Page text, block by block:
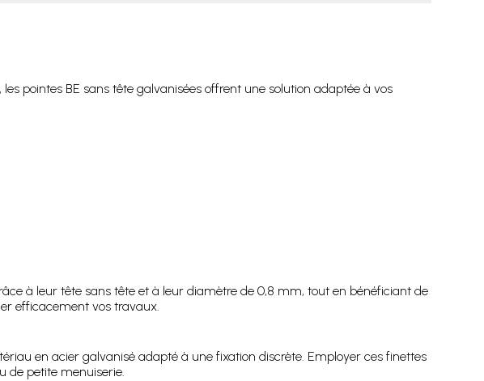
pointes BE sans tête galvanisées offrent une solution adaptée à vos
à leur tête sans tête et à leur diamètre de 0,8 mm, tout en bénéficiant de
efficacement vos travaux.
en acier galvanisé adapté à une fixation discrète. Employer ces finettes
de petite menuiserie.